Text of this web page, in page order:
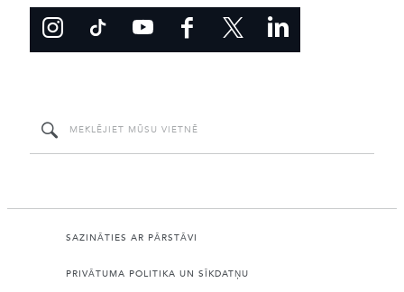
SAZINĀTIES AR PĀRSTĀVI
PRIVĀTUMA POLITIKA UN SĪKDATŅU